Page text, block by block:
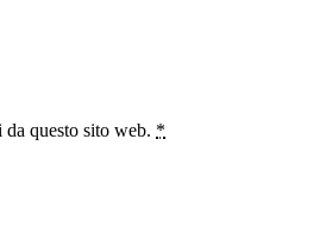
questo sito web. *